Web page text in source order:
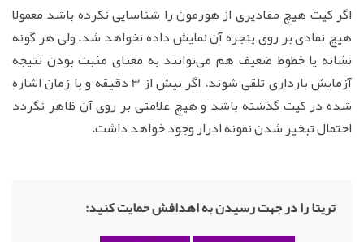
اگر کیت هیچ مقادیری از هورمون را شناسایی نکرده باشد معمولا
هیچ نمادی بر روی پنجره آن نمایش داده نخواهد شد. ولی هر گونه
نشانه یا خطوط ضعیف هم می‌توانند به معنای مثبت بودن نتیجه
آزمایش بارداری تلقی شوند. اگر بیش از 3 دقیقه و یا زمان اشاره
شده در کیت گذشته باشد و هیچ علامتی بر روی آن ظاهر نگردد
احتمال تبخیر شدن نمونه ادرار وجود خواهد داشت.
تریتا را در جهت رسیدن به اهدافش حمایت کنید: